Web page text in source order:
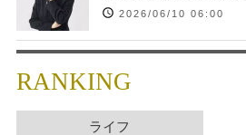
2026/06/10 06:00
RANKING
ライフ